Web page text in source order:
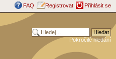
FAQ Registrovat Přihlásit se
Pokročilé hledání